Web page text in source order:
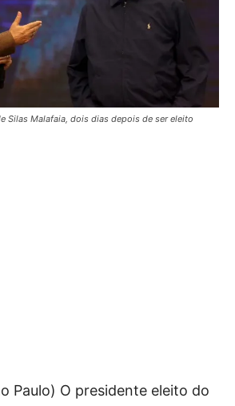
Silas Malafaia, dois dias depois de ser eleito
Paulo) O presidente eleito do